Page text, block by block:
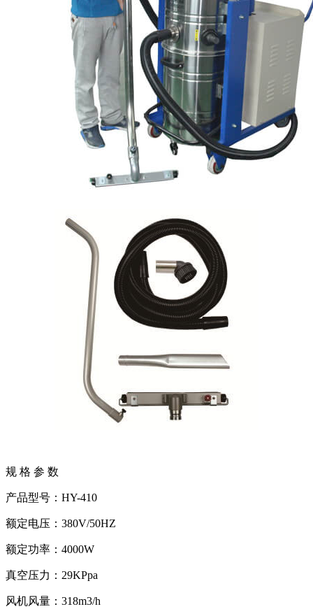
规 格 参 数
产品型号：HY-410
额定电压：380V/50HZ
额定功率：4000W
真空压力：29KPpa
风机风量：318m3/h